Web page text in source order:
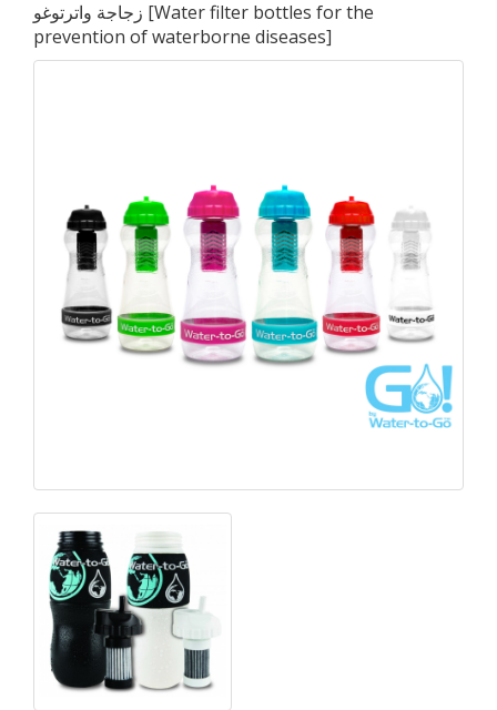
زجاجة واترتوغو [Water filter bottles for the
prevention of waterborne diseases]